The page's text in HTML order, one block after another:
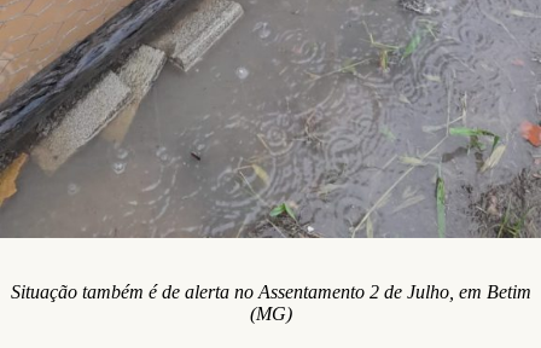
Situação também é de alerta no Assentamento 2 de Julho, em Betim
(MG)